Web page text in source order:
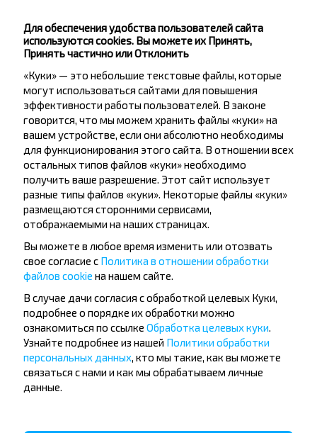
Гродно
Волковыск
Гродно
Купить
Популярные направления из города
Кобыловка Пов
Кобыловка Пов
Щучин
Купить
Кобыловка Пов
Брест
Купить
Кобыловка Пов
Скидель
Купить
Кобыловка Пов
Для обеспечения удобства пользователей сайта
используются cookies. Вы можете их Принять,
Принять частично или Отклонить
«Куки» — это небольшие текстовые файлы, которые
могут использоваться сайтами для повышения
эффективности работы пользователей. В законе
говорится, что мы можем хранить файлы «куки» на
вашем устройстве, если они абсолютно необходимы
для функционирования этого сайта. В отношении всех
остальных типов файлов «куки» необходимо
получить ваше разрешение. Этот сайт использует
разные типы файлов «куки». Некоторые файлы «куки»
размещаются сторонними сервисами,
отображаемыми на наших страницах.
Вы можете в любое время изменить или отозвать
свое согласие с Политика в отношении обработки
файлов cookie на нашем сайте.
В случае дачи согласия с обработкой целевых Куки,
подробнее о порядке их обработки можно
ознакомиться по ссылке Обработка целевых куки.
Узнайте подробнее из нашей Политики обработки
персональных данных, кто мы такие, как вы можете
связаться с нами и как мы обрабатываем личные
данные.